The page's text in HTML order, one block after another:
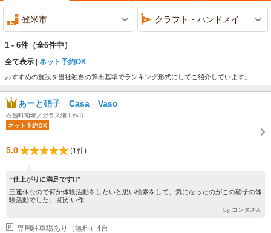
登米市 クラフト・ハンドメイド・ワークショップ
1 - 6件 （全6件中）
全て表示 ネット予約OK
おすすめの施設を当社独自の算出基準でランキング形式にしてご紹介しています。
あーと硝子 Casa Vaso
石越町南郷／ガラス細工作り
ネット予約OK
5.0 (1件)
“仕上がりに満足です!!”
三連休なので何か体験活動をしたいと思い検索をして、気になったのがこの硝子の体
験活動でした。 細かい作...
by コンタさん
専用駐車場あり（無料）4台